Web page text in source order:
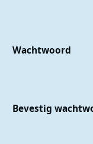
Wachtwoord
Bevestig